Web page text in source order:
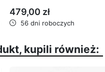
479,00 zł
56 dni roboczych
kupili również: